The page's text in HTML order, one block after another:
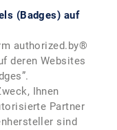
(Badges) auf
authorized.by®
deren Websites
Ihnen
Partner
sind